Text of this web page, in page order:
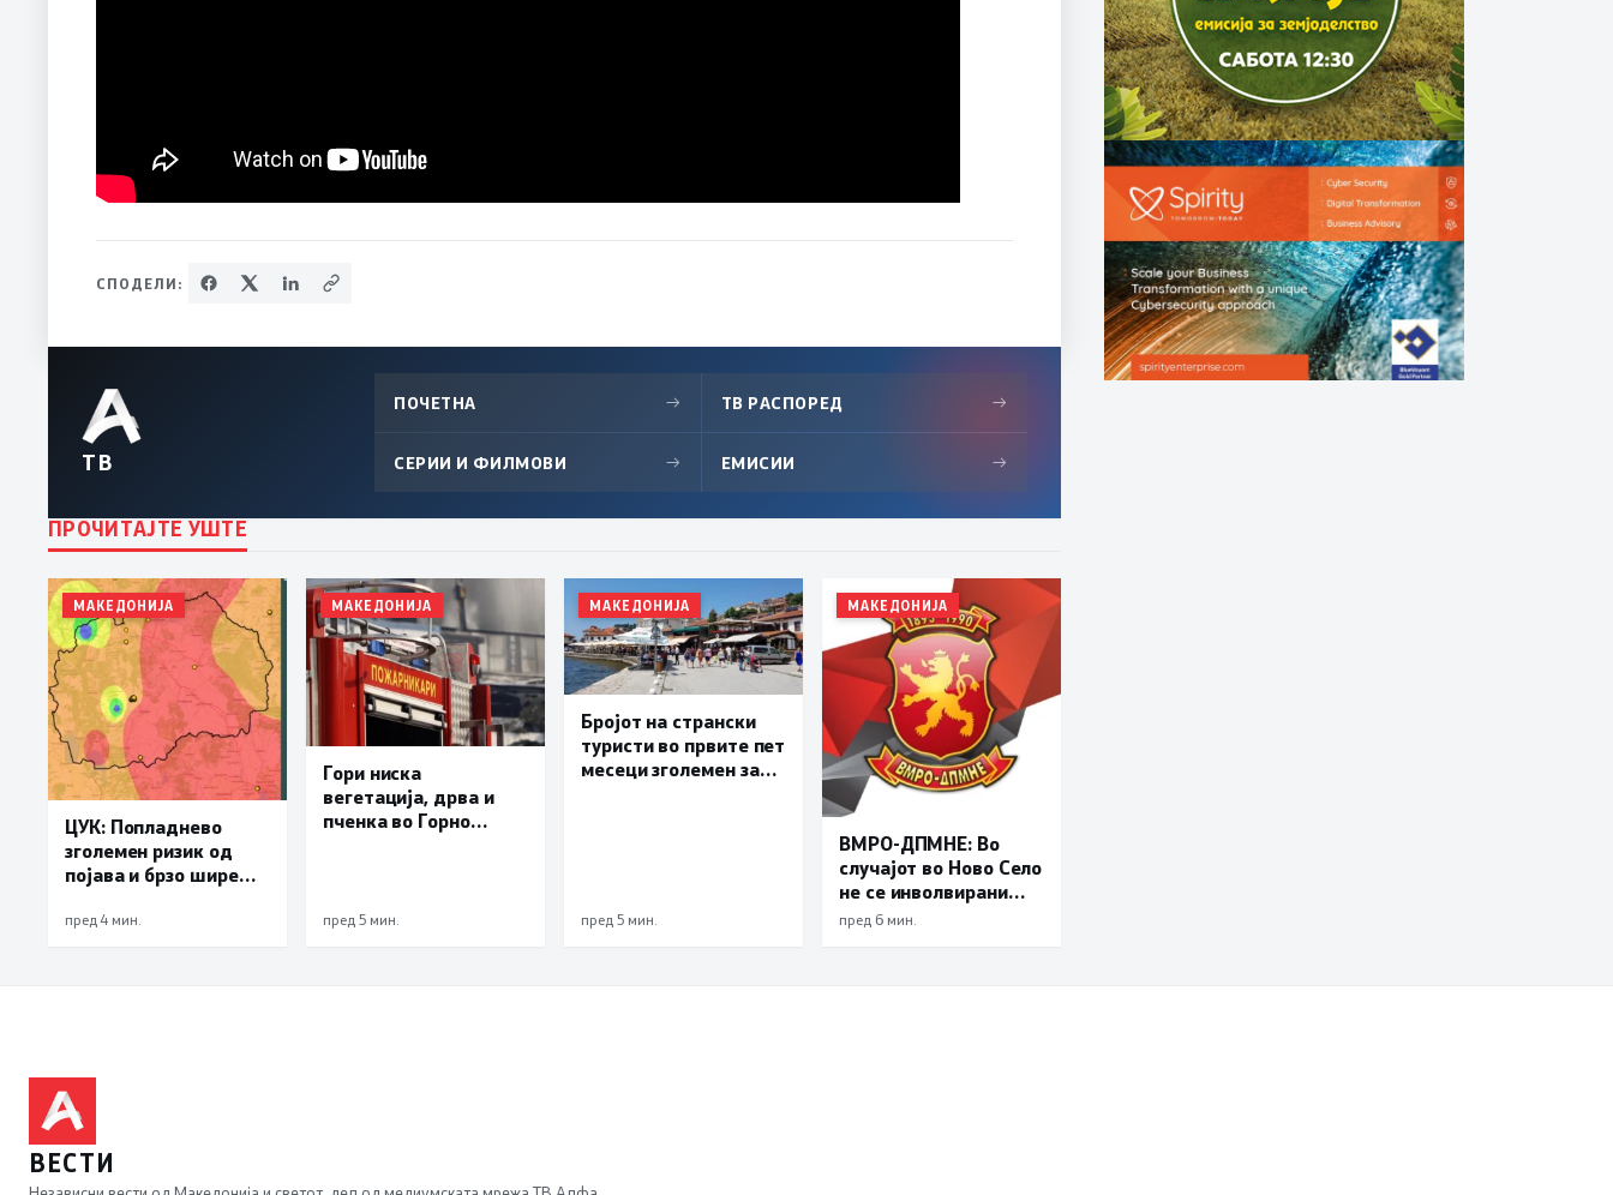
СПОДЕЛИ:
ТВ
ПОЧЕТНА → ТВ РАСПОРЕД →
СЕРИИ И ФИЛМОВИ → ЕМИСИИ →
ПРОЧИТАЈТЕ УШТЕ
МАКЕДОНИЈА
ЦУК: Попладнево
зголемен ризик од
појава и брзо ширење
простор и шумски
пред 4 мин.
МАКЕДОНИЈА
Гори ниска
вегетација, дрва и
пченка во Горно
пред 5 мин.
МАКЕДОНИЈА
Бројот на странски
туристи во првите пет
месеци зголемен за
дестинација
пред 5 мин.
МАКЕДОНИЈА
ВМРО-ДПМНЕ: Во
случајот во Ново Село
не се инволвирани
деца, туку возрасни
пред 6 мин.
ВЕСТИ